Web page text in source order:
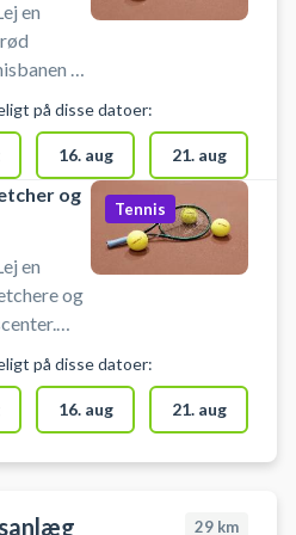
en
er
din
bat og
Birkerød
på disse datoer:
16. aug 21. aug
og
en
og
der også
og
Tennis
på disse datoer:
16. aug 21. aug
29 km